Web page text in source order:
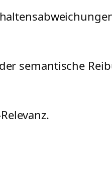
semantische